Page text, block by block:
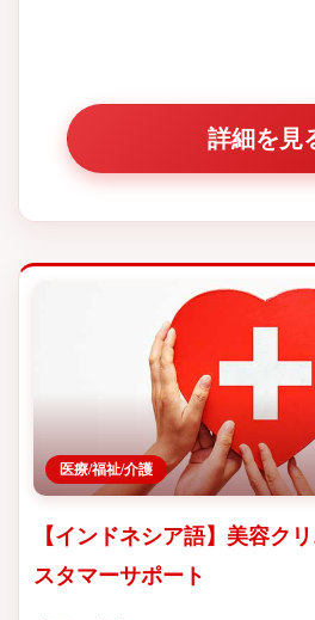
詳細を見
医療/福祉/介護
【インドネシア語】美容ク
スタマーサポート